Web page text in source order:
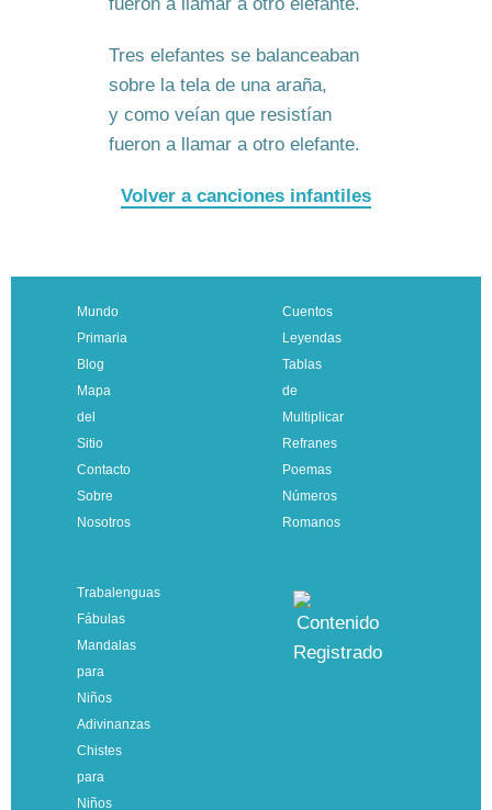
Tres elefantes se balanceaban
sobre la tela de una araña,
y como veían que resistían
fueron a llamar a otro elefante.
Volver a canciones infantiles
Mundo
Primaria
Blog
Mapa
del
Sitio
Contacto
Sobre
Nosotros
Cuentos
Leyendas
Tablas
de
Multiplicar
Refranes
Poemas
Números
Romanos
Trabalenguas
Fábulas
Mandalas
para
Niños
Adivinanzas
Chistes
para
Niños